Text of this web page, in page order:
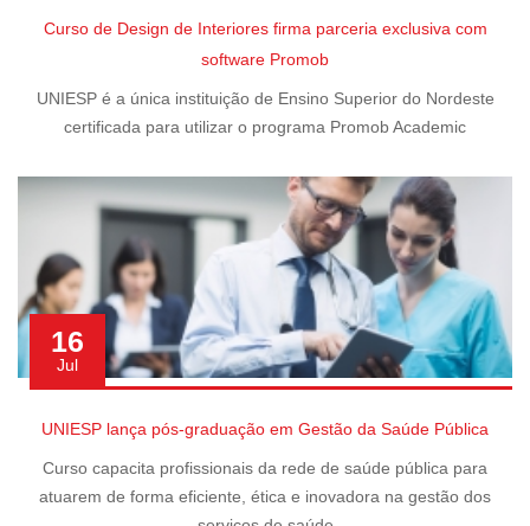
Curso de Design de Interiores firma parceria exclusiva com
software Promob
UNIESP é a única instituição de Ensino Superior do Nordeste
certificada para utilizar o programa Promob Academic
16
Jul
UNIESP lança pós-graduação em Gestão da Saúde Pública
Curso capacita profissionais da rede de saúde pública para
atuarem de forma eficiente, ética e inovadora na gestão dos